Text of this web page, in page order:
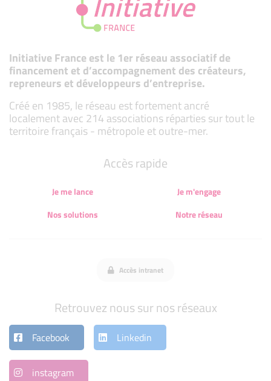
Initiative France est le 1er réseau associatif de
financement et d’accompagnement des créateurs,
repreneurs et développeurs d’entreprise.
Créé en 1985, le réseau est fortement ancré
localement avec 214 associations réparties sur tout le
territoire français - métropole et outre-mer.
Accès rapide
Je me lance
Je m'engage
Nos solutions
Notre réseau
Accès intranet
Retrouvez nous sur nos réseaux
Facebook Linkedin
instagram